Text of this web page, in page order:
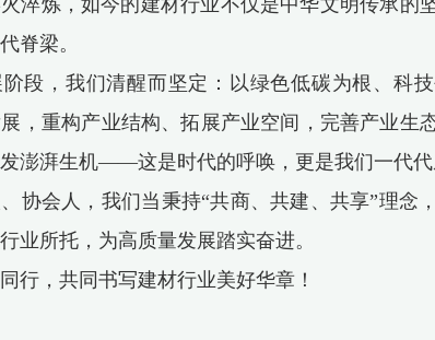
淬炼，如今的建材行业不仅是中华文明传承的
脊梁。
段，我们清醒而坚定：以绿色低碳为根、科
，重构产业结构、拓展产业空间，完善产业生
澎湃生机——这是时代的呼唤，更是我们一代代
协会人，我们当秉持“共商、共建、共享”理念
业所托，为高质量发展踏实奋进。
行，共同书写建材行业美好华章！